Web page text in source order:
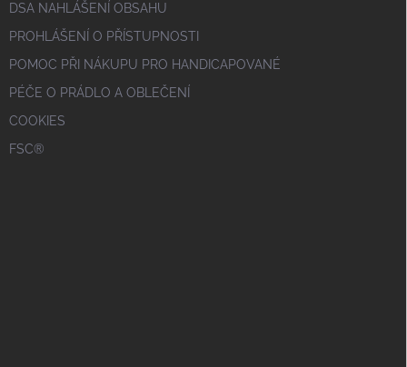
DSA NAHLÁŠENÍ OBSAHU
PROHLÁŠENÍ O PŘÍSTUPNOSTI
POMOC PŘI NÁKUPU PRO HANDICAPOVANÉ
PÉČE O PRÁDLO A OBLEČENÍ
COOKIES
FSC®